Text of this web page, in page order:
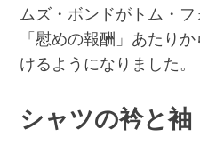
ムズ・ボンドがトム・
「慰めの報酬」あたり
けるようになりました。
シャツの衿と袖